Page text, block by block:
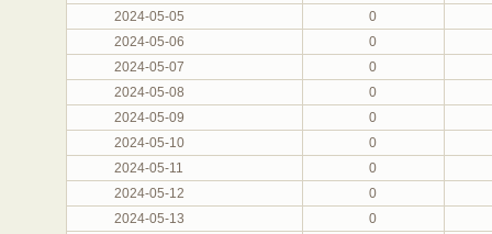
2024-05-05
0
2024-05-06
0
2024-05-07
0
2024-05-08
0
2024-05-09
0
2024-05-10
0
2024-05-11
0
2024-05-12
0
2024-05-13
0